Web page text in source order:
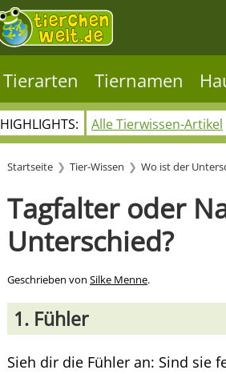
Tierarten Tiernamen
HIGHLIGHTS: Alle Tierwissen-Artikel
Startseite Tier-Wissen Wo ist der
Tagfalter oder
Unterschied?
Geschrieben von Silke Menne.
1. Fühler
Sieh dir die Fühler an: Sind sie